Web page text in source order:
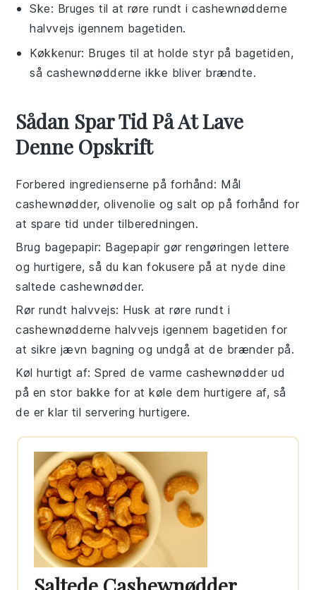
Ske: Bruges til at røre rundt i cashewnødderne
halvvejs igennem bagetiden.
Køkkenur: Bruges til at holde styr på bagetiden,
så cashewnødderne ikke bliver brændte.
Sådan Spar Tid På At Lave
Denne Opskrift
Forbered ingredienserne på forhånd: Mål
cashewnødder,olivenolie ogsalt op på forhånd for
at spare tid under tilberedningen.
Brug bagepapir: Bagepapir gør rengøringen lettere
og hurtigere, så du kan fokusere på at nyde dine
saltede cashewnødder.
Rør rundt halvvejs: Husk at røre rundt i
cashewnødderne halvvejs igennem bagetiden for
at sikre jævn bagning og undgå at de brænder på.
Køl hurtigt af: Spred de varme cashewnødder ud
på en stor bakke for at køle dem hurtigere af, så
de er klar til servering hurtigere.